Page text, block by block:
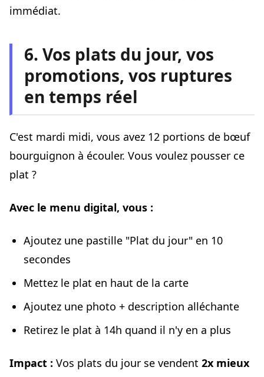
immédiat.
6. Vos plats du jour, vos
promotions, vos ruptures
en temps réel
C'est mardi midi, vous avez 12 portions de bœuf
bourguignon à écouler. Vous voulez pousser ce
plat ?
Avec le menu digital, vous :
Ajoutez une pastille "Plat du jour" en 10
secondes
Mettez le plat en haut de la carte
Ajoutez une photo + description alléchante
Retirez le plat à 14h quand il n'y en a plus
Impact : Vos plats du jour se vendent 2x mieux